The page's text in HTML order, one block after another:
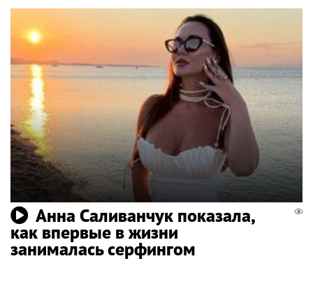
Анна Саливанчук показала,
как впервые в жизни
занималась серфингом